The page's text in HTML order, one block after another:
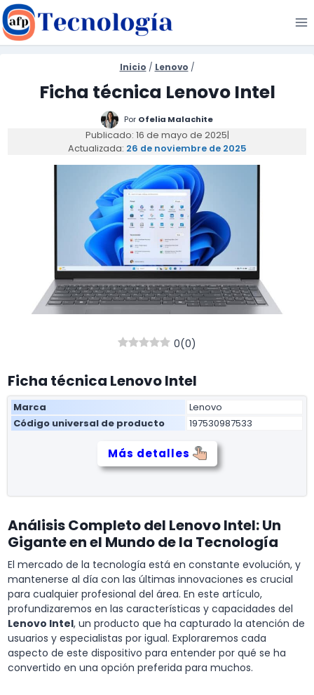
Saltar
al
contenido
Inicio / Lenovo /
Ficha técnica Lenovo Intel
Por Ofelia Malachite
Publicado: 16 de mayo de 2025|
Actualizada: 26 de noviembre de 2025
0(0)
Ficha técnica Lenovo Intel
Marca
Lenovo
Código universal de producto
197530987533
Más detalles
Análisis Completo del Lenovo Intel: Un
Gigante en el Mundo de la Tecnología
El mercado de la tecnología está en constante evolución, y
mantenerse al día con las últimas innovaciones es crucial
para cualquier profesional del área. En este artículo,
profundizaremos en las características y capacidades del
Lenovo Intel, un producto que ha capturado la atención de
usuarios y especialistas por igual. Exploraremos cada
aspecto de este dispositivo para entender por qué se ha
convertido en una opción preferida para muchos.